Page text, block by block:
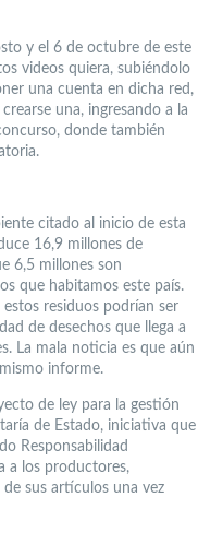
y el 6 de octubre de este
videos quiera, subiéndolo
una cuenta en dicha red,
una, ingresando a la
donde también
citado al inicio de esta
16,9 millones de
6,5 millones son
que habitamos este país.
residuos podrían ser
de desechos que llega a
La mala noticia es que aún
informe.
de ley para la gestión
de Estado, iniciativa que
Responsabilidad
a los productores,
sus artículos una vez